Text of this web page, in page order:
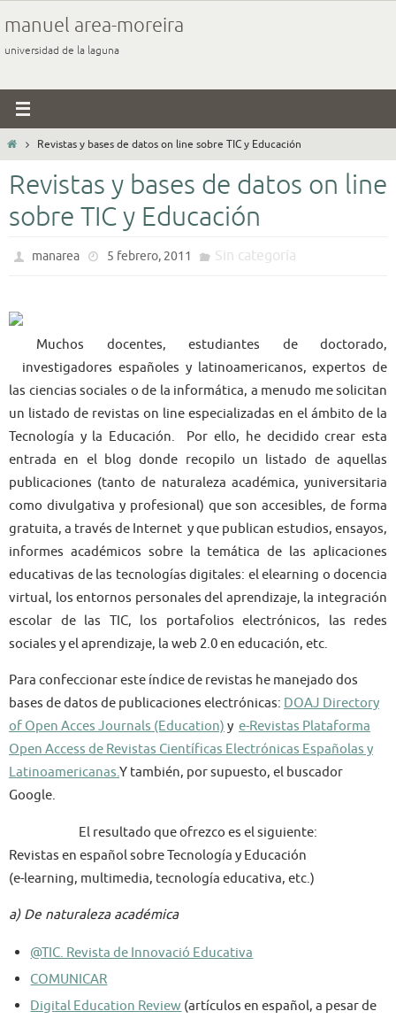
al
contenido
manuel area-moreira
universidad de la laguna
InicioRevistas y bases de datos on line sobre TIC y Educación
Revistas y bases de datos on line
sobre TIC y Educación
manarea 5 febrero, 2011 Sin categoría
Muchos docentes, estudiantes de doctorado,
investigadores españoles y latinoamericanos, expertos de
las ciencias sociales o de la informática, a menudo me solicitan
un listado de revistas on line especializadas en el ámbito de la
Tecnología y la Educación. Por ello, he decidido crear esta
entrada en el blog donde recopilo un listado de aquellas
publicaciones (tanto de naturaleza académica, yuniversitaria
como divulgativa y profesional) que son accesibles, de forma
gratuita, a través de Internet y que publican estudios, ensayos,
informes académicos sobre la temática de las aplicaciones
educativas de las tecnologías digitales: el elearning o docencia
virtual, los entornos personales del aprendizaje, la integración
escolar de las TIC, los portafolios electrónicos, las redes
sociales y el aprendizaje, la web 2.0 en educación, etc.
Para confeccionar este índice de revistas he manejado dos
bases de datos de publicaciones electrónicas: DOAJ Directory
of Open Acces Journals (Education) y e-Revistas Plataforma
Open Access de Revistas Científicas Electrónicas Españolas y
Latinoamericanas.Y también, por supuesto, el buscador
Google.
El resultado que ofrezco es el siguiente:
Revistas en español sobre Tecnología y Educación
(e-learning, multimedia, tecnología educativa, etc.)
a) De naturaleza académica
@TIC. Revista de Innovació Educativa
COMUNICAR
Digital Education Review (artículos en español, a pesar de